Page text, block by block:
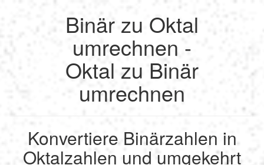
Berechnen
Tools
English
Français
Español
Binär zu Oktal
umrechnen -
Oktal zu Binär
umrechnen
Konvertiere Binärzahlen in
Oktalzahlen und umgekehrt